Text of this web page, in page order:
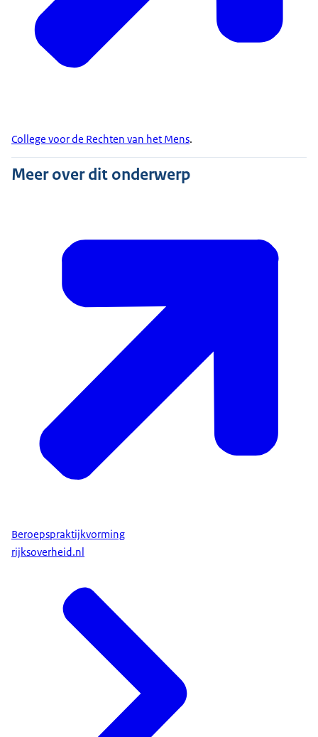
College voor de Rechten van het Mens.
Meer over dit onderwerp
Beroepspraktijkvorming
rijksoverheid.nl